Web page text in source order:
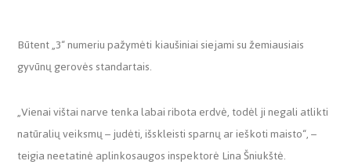
Būtent „3“ numeriu pažymėti kiaušiniai siejami su žemiausiais
gyvūnų gerovės standartais.
„Vienai vištai narve tenka labai ribota erdvė, todėl ji negali atlikti
natūralių veiksmų – judėti, išskleisti sparnų ar ieškoti maisto“, –
teigia neetatinė aplinkosaugos inspektorė Lina Šniukštė.